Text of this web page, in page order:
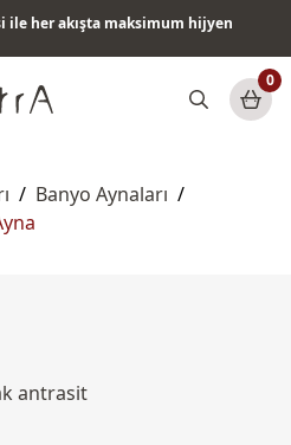
her akışta maksimum hijyen
0
/ Banyo Aynaları /
antrasit